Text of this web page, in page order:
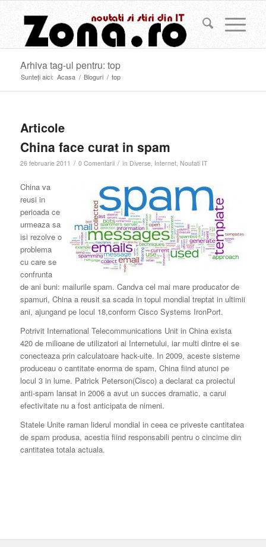
Arhiva tag-ul pentru: top
Sunteți aici: Acasa / Bloguri / top
Articole
China face curat in spam
26 februarie 2011 / 0 Comentarii / în Diverse, Internet, Noutati IT
China va
reusi in
perioada ce
urmeaza sa
isi rezolve o
problema
cu care se
confrunta
de ani buni: mailurile spam. Candva cel mai mare producator de
spamuri, China a reusit sa scada in topul mondial treptat in ultimii
ani, ajungand pe locul 18,conform Cisco Systems IronPort.
Potrivit International Telecommunications Unit in China exista
420 de milioane de utilizatori ai Internetului, iar multi dintre ei se
conecteaza prin calculatoare hack-uite. In 2009, aceste sisteme
produceau o cantitate enorma de spam, China fiind atunci pe
locul 3 in lume. Patrick Peterson(Cisco) a declarat ca proiectul
anti-spam lansat in 2006 a avut un succes dramatic, a carui
efectivitate nu a fost anticipata de nimeni.
Statele Unite raman liderul mondial in ceea ce priveste cantitatea
de spam produsa, acestia fiind responsabili pentru o cincime din
cantitatea totala actuala.